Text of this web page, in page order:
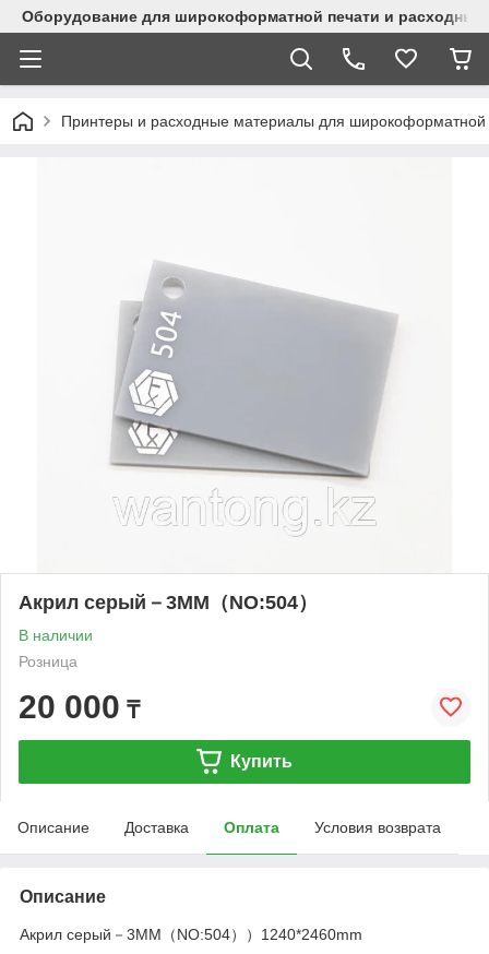
Оборудование для широкоформатной печати и
Принтеры и расходные материалы для широкоформатной
Акрил серый－3MM（NO:504）
В наличии
Розница
20 000 ₸
Купить
Описание Доставка Оплата Условия возврата
Описание
Акрил серый－3MM（NO:504））1240*2460mm